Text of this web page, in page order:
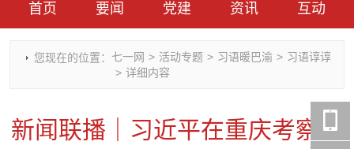
首页 要闻
时政要闻
干部任免
理论武装
党建
党建动态
人才工作
基层组织建设
资讯
热点关注
党刊好文
党务知识
互动
红岩评论
七一文学
党建头条微信公众号
您现在的位置： 七一网 > 活动专题 > 习语暖巴渝 > 习语谆谆
> 详细内容
新闻联播｜习近平在重庆考察时